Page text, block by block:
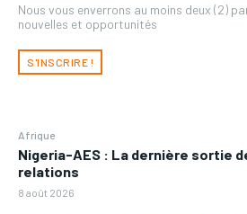
Nous vous enverrons au moins deux (2)
nouvelles et opportunités
S'INSCRIRE !
Afrique
Nigeria-AES : La dernière sortie
relations
8 août 2026